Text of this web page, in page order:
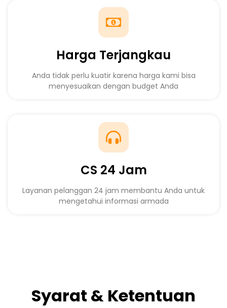
Harga Terjangkau
Anda tidak perlu kuatir karena harga kami bisa
menyesuaikan dengan budget Anda
CS 24 Jam
Layanan pelanggan 24 jam membantu Anda untuk
mengetahui informasi armada
Syarat & Ketentuan